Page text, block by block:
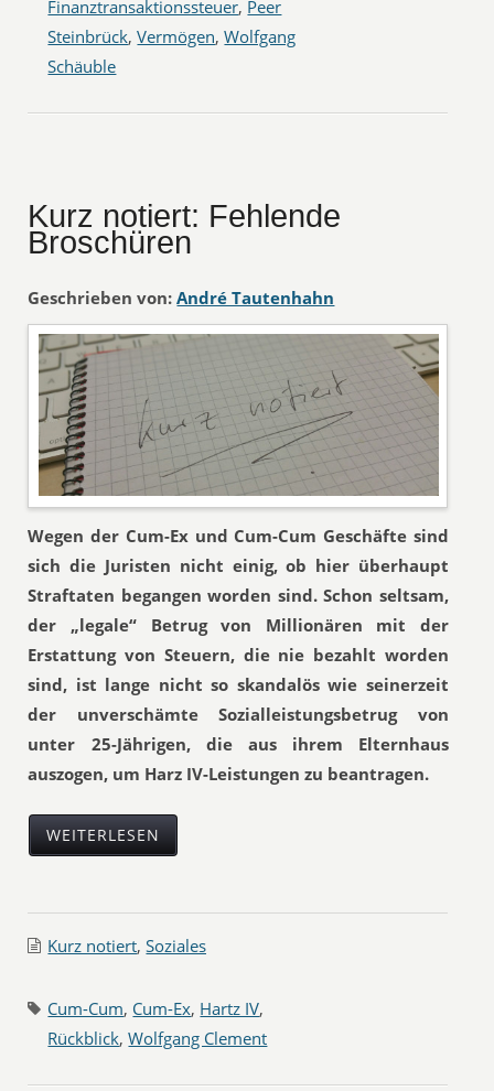
Finanztransaktionssteuer, Peer
Steinbrück,Vermögen,Wolfgang
Schäuble
Kurz notiert: Fehlende
Broschüren
Geschrieben von: André Tautenhahn
Wegen der Cum-Ex und Cum-Cum Geschäfte sind
sich die Juristen nicht einig, ob hier überhaupt
Straftaten begangen worden sind. Schon seltsam,
der „legale“ Betrug von Millionären mit der
Erstattung von Steuern, die nie bezahlt worden
sind, ist lange nicht so skandalös wie seinerzeit
der unverschämte Sozialleistungsbetrug von
unter 25-Jährigen, die aus ihrem Elternhaus
auszogen, um Harz IV-Leistungen zu beantragen.
WEITERLESEN
Kurz notiert,Soziales
Cum-Cum, Cum-Ex, Hartz IV,
Rückblick,Wolfgang Clement